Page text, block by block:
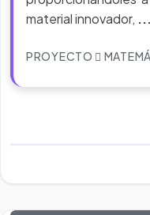
material innovador, ...
PROYECTO